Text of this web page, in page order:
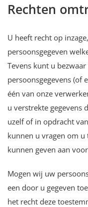
Rechten
U heeft recht op
persoonsgegeven
Tevens kunt u
persoonsgegevens (of
één van onze
u verstrekte gegevens
uzelf of in opdracht
kunnen u vragen om
kunnen geven aan
Mogen wij uw
een door u gegeven
het recht deze